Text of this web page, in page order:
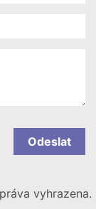
Odeslat
vyhrazena.